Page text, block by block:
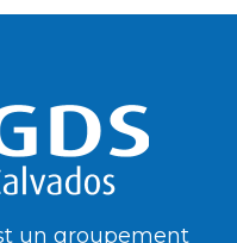
un groupement